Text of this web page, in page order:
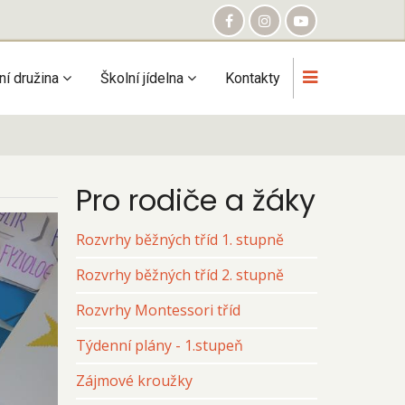
družina Školní jídelna Kontakty
Pro rodiče a žáky
Rozvrhy běžných tříd 1. stupně
Rozvrhy běžných tříd 2. stupně
Rozvrhy Montessori tříd
Týdenní plány - 1.stupeň
Zájmové kroužky